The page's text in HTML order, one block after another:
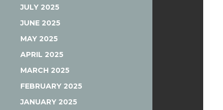
JULY 2025
JUNE 2025
MAY 2025
APRIL 2025
MARCH 2025
FEBRUARY 2025
JANUARY 2025